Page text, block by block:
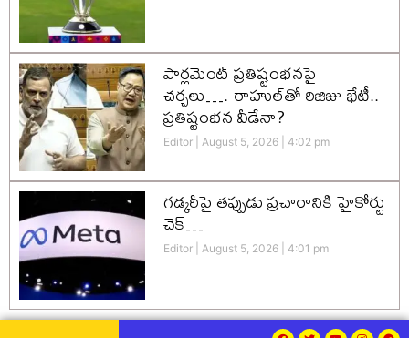
పార్లమెంట్ ప్రతిష్టంభనపై
చర్చలు…. రాహుల్‌తో రిజిజు భేటీ..
ప్రతిష్టంభన వీడేనా?
Editor August 5, 2026 4:02 pm
గడ్కరీపై తప్పుడు ప్రచారానికి హైకోర్టు
చెక్…
Editor August 5, 2026 4:01 pm